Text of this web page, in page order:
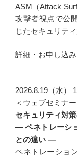
ASM（Attack
攻撃者視点で公
じたセキュリテ
詳細・お申し込
2026.8.19（水）
＜ウェブセミナー
セキュリティ対
― ペネトレーシ
との違い ―
ペネトレーショ